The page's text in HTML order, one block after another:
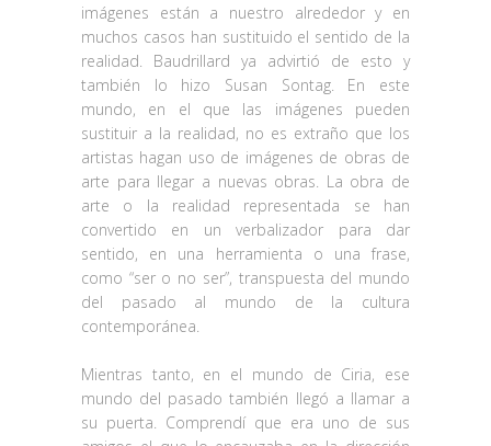
imágenes están a nuestro alrededor y en
muchos casos han sustituido el sentido de la
realidad. Baudrillard ya advirtió de esto y
también lo hizo Susan Sontag. En este
mundo, en el que las imágenes pueden
sustituir a la realidad, no es extraño que los
artistas hagan uso de imágenes de obras de
arte para llegar a nuevas obras. La obra de
arte o la realidad representada se han
convertido en un verbalizador para dar
sentido, en una herramienta o una frase,
como “ser o no ser”, transpuesta del mundo
del pasado al mundo de la cultura
contemporánea.
Mientras tanto, en el mundo de Ciria, ese
mundo del pasado también llegó a llamar a
su puerta. Comprendí que era uno de sus